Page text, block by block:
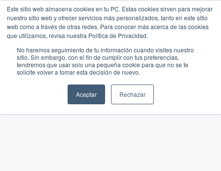
Este sitio web almacena cookies en tu PC. Estas cookies sirven para mejorar
nuestro sitio web y ofrecer servicios más personalizados, tanto en este sitio
web como a través de otras redes. Para conocer más acerca de las cookies
que utilizamos, revisa nuestra Política de Privacidad.
No haremos seguimiento de tu información cuando visites nuestro
sitio. Sin embargo, con el fin de cumplir con tus preferencias,
tendremos que usar solo una pequeña cookie para que no se te
solicite volver a tomar esta decisión de nuevo.
Aceptar Rechazar